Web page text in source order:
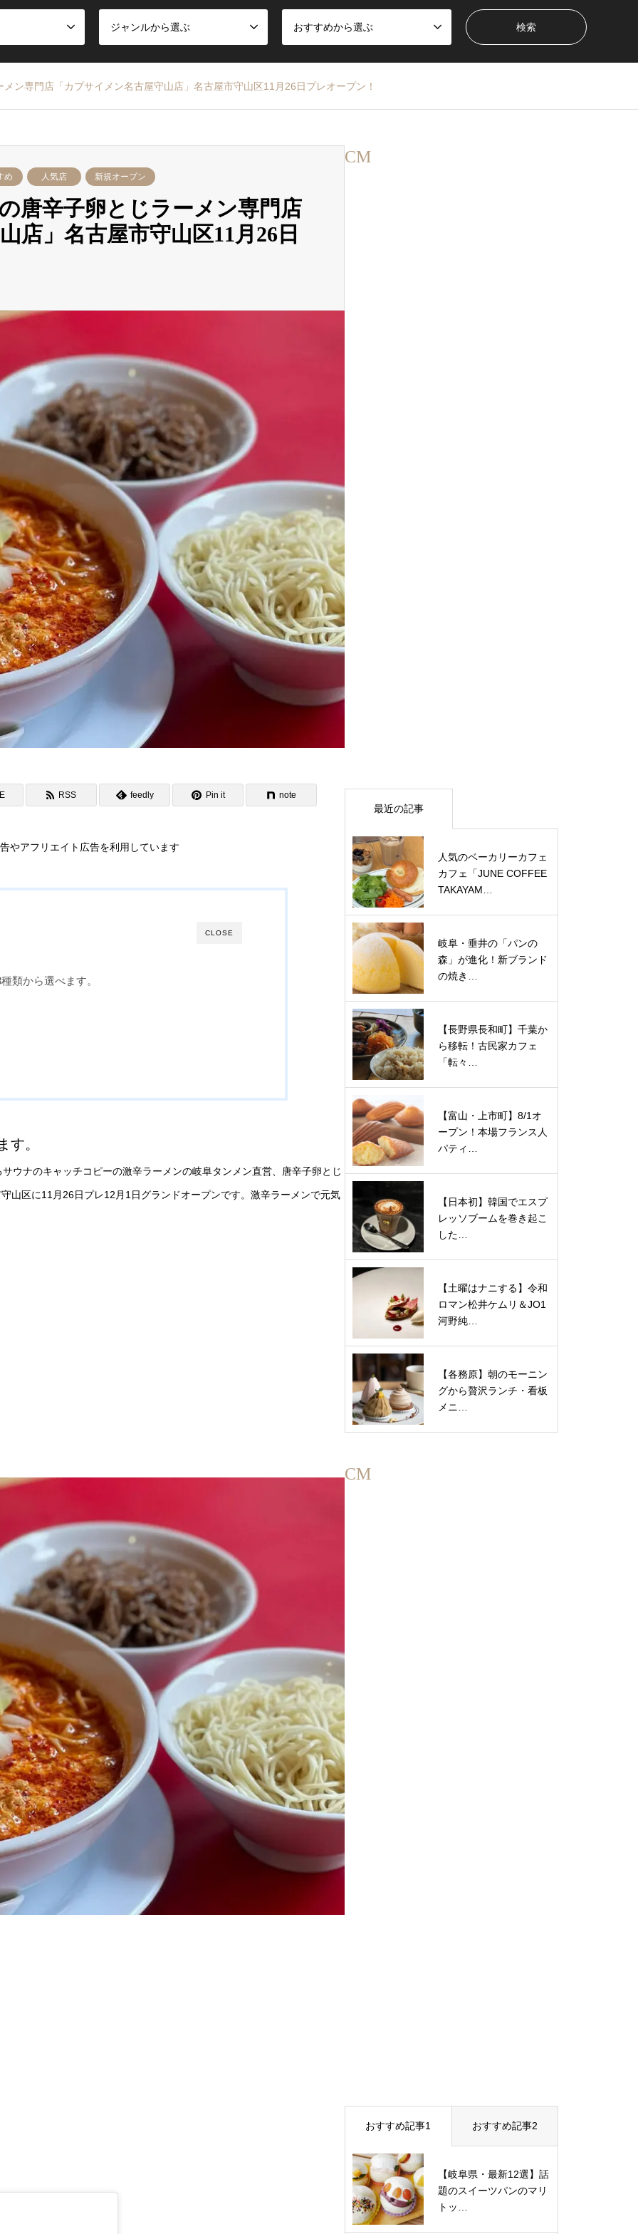
ジャンルから選ぶ おすすめから選ぶ
ン専門店「カプサイメン名古屋守山店」名古屋市守山区11月26日プレオープン！
め 人気店 新規オープン
唐辛子卵とじラーメン専門店
店」名古屋市守山区11月26日
RSS feedly Pin it note
やアフリエイト広告を利用しています
CLOSE
類から選べます。
す。
ウナのキャッチコピーの激辛ラーメンの岐阜タンメン直営、唐辛子卵とじ
山区に11月26日プレ12月1日グランドオープンです。激辛ラーメンで元気
CM
最近の記事
人気のベーカリーカフェ
カフェ「JUNE COFFEE
TAKAYAM…
岐阜・垂井の「パンの
森」が進化！新ブランド
の焼き…
【長野県長和町】千葉か
ら移転！古民家カフェ
「転々…
【富山・上市町】8/1オ
ープン！本場フランス人
パティ…
【日本初】韓国でエスプ
レッソブームを巻き起こ
した…
【土曜はナニする】令和
ロマン松井ケムリ＆JO1
河野純…
【各務原】朝のモーニン
グから贅沢ランチ・看板
メニ…
CM
おすすめ記事1 おすすめ記事2
【岐阜県・最新12選】話
題のスイーツパンのマリ
トッ…